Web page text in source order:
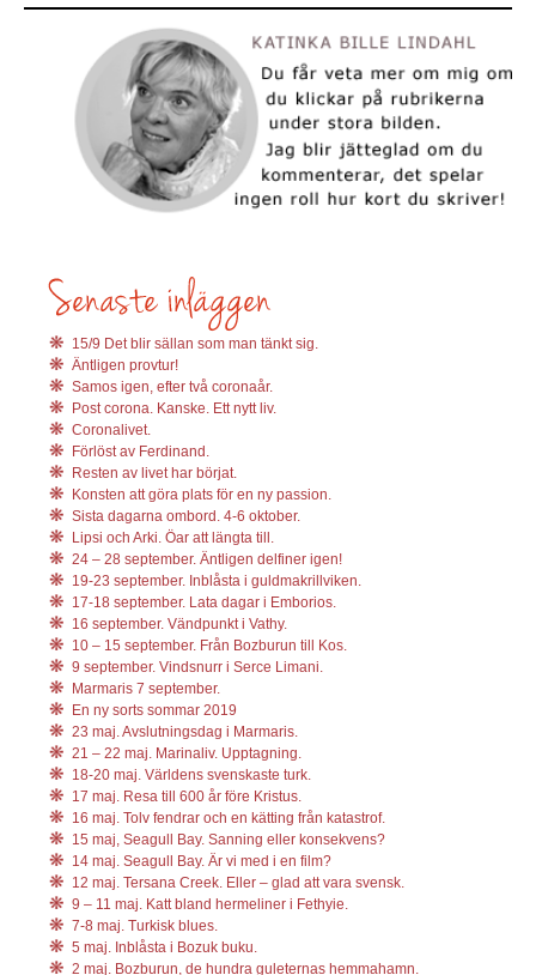
15/9 Det blir sällan som man tänkt sig.
Äntligen provtur!
Samos igen, efter två coronaår.
Post corona. Kanske. Ett nytt liv.
Coronalivet.
Förlöst av Ferdinand.
Resten av livet har börjat.
Konsten att göra plats för en ny passion.
Sista dagarna ombord. 4-6 oktober.
Lipsi och Arki. Öar att längta till.
24 – 28 september. Äntligen delfiner igen!
19-23 september. Inblåsta i guldmakrillviken.
17-18 september. Lata dagar i Emborios.
16 september. Vändpunkt i Vathy.
10 – 15 september. Från Bozburun till Kos.
9 september. Vindsnurr i Serce Limani.
Marmaris 7 september.
En ny sorts sommar 2019
23 maj. Avslutningsdag i Marmaris.
21 – 22 maj. Marinaliv. Upptagning.
18-20 maj. Världens svenskaste turk.
17 maj. Resa till 600 år före Kristus.
16 maj. Tolv fendrar och en kätting från katastrof.
15 maj, Seagull Bay. Sanning eller konsekvens?
14 maj. Seagull Bay. Är vi med i en film?
12 maj. Tersana Creek. Eller – glad att vara svensk.
9 – 11 maj. Katt bland hermeliner i Fethyie.
7-8 maj. Turkisk blues.
5 maj. Inblåsta i Bozuk buku.
2 maj. Bozburun, de hundra guleternas hemmahamn.